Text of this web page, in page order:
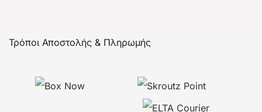
Τρόποι Αποστολής & Πληρωμής